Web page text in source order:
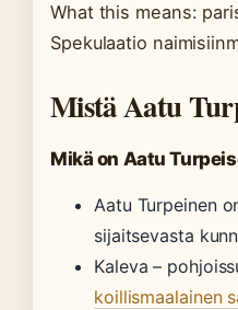
What this means:
Spekulaatio
Mistä Aatu
Mikä on Aatu
Aatu Turpeinen
sijaitsevasta
Kaleva –
koillismaalainen